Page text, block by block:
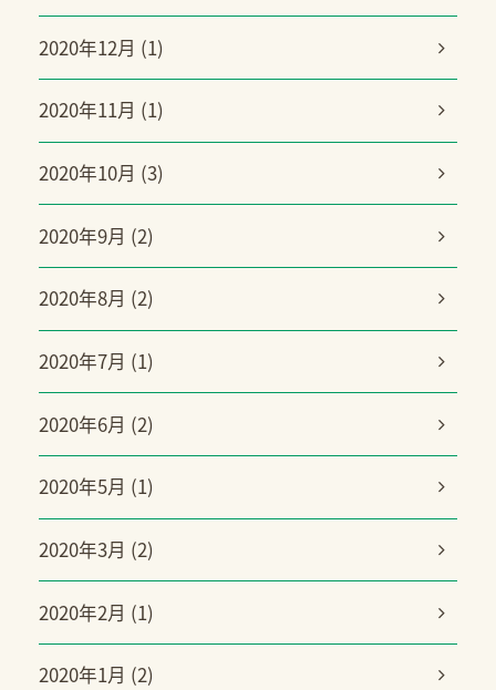
2020年12月 (1)
2020年11月 (1)
2020年10月 (3)
2020年9月 (2)
2020年8月 (2)
2020年7月 (1)
2020年6月 (2)
2020年5月 (1)
2020年3月 (2)
2020年2月 (1)
2020年1月 (2)